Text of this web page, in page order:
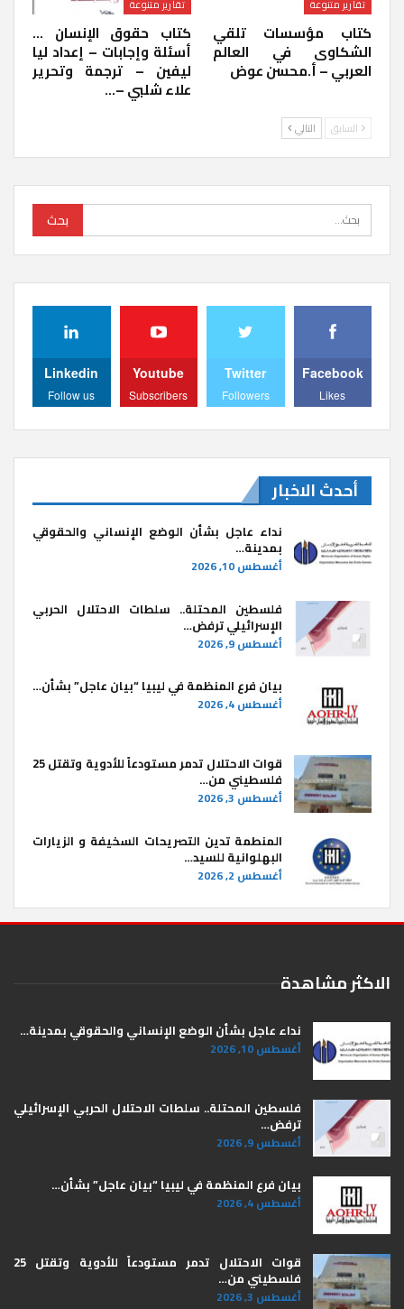
تقارير متنوعة
كتاب مؤسسات تلقي
الشكاوى في العالم
العربي – أ.محسن عوض
تقارير متنوعة
كتاب حقوق الإنسان …
أسئلة وإجابات – إعداد ليا
ليفين – ترجمة وتحرير
علاء شلبي –…
السابق التالي
Facebook
Likes
Twitter
Followers
Youtube
Subscribers
Linkedin
Follow us
أحدث الاخبار
نداء عاجل بشأن الوضع الإنساني والحقوقي
بمدينة…
أغسطس 10, 2026
فلسطين المحتلة.. سلطات الاحتلال الحربي
الإسرائيلي ترفض…
أغسطس 9, 2026
بيان فرع المنظمة في ليبيا “بيان عاجل” بشأن…
أغسطس 4, 2026
قوات الاحتلال تدمر مستودعاً للأدوية وتقتل 25
فلسطيني من…
أغسطس 3, 2026
المنطمة تدين التصريحات السخيفة و الزيارات
البهلوانية للسيد…
أغسطس 2, 2026
الاكثر مشاهدة
نداء عاجل بشأن الوضع الإنساني والحقوقي بمدينة…
أغسطس 10, 2026
فلسطين المحتلة.. سلطات الاحتلال الحربي الإسرائيلي
ترفض…
أغسطس 9, 2026
بيان فرع المنظمة في ليبيا “بيان عاجل” بشأن…
أغسطس 4, 2026
قوات الاحتلال تدمر مستودعاً للأدوية وتقتل 25
فلسطيني من…
أغسطس 3, 2026